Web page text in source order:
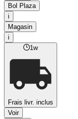
Bol Plaza
i
Magasin
i
1w
Frais livr. inclus
Voir